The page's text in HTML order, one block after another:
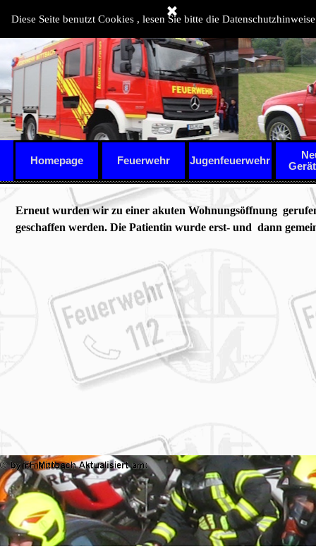
Diese Seite benutzt Cookies , lesen Sie bitte die
Homepage Feuerwehr ▼
Jugenfeuerwehr
Erneut wurden wir zu einer akuten Wohnungsöffnung
geschaffen werden. Die Patientin wurde erst- und dann
02.08.2026